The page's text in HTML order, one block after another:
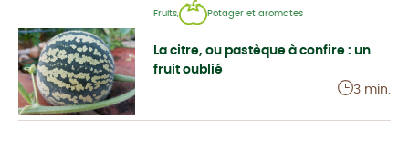
Fruits, Potager et aromates
La citre, ou pastèque à confire : un
fruit oublié
3 min.